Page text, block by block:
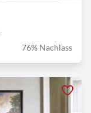
76% Nachlass